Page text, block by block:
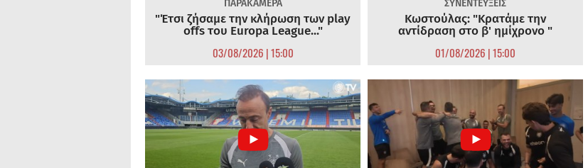
ΠΑΡΑΚΑΜΕΡΑ
"Έτσι ζήσαμε την κλήρωση των play
offs του Europa League..."
03/08/2026 | 15:00
ΣΥΝΕΝΤΕΥΞΕΙΣ
Κωστούλας: "Κρατάμε την
αντίδραση στο β' ημίχρονο "
01/08/2026 | 15:00